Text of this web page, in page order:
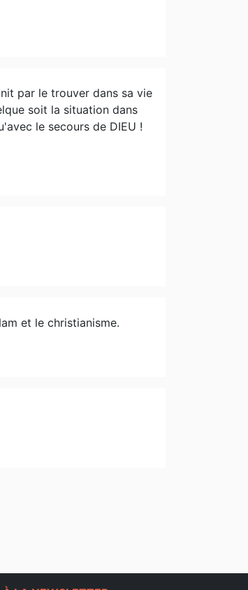
par le trouver dans sa vie
soit la situation dans
le secours de DIEU !
et le christianisme.